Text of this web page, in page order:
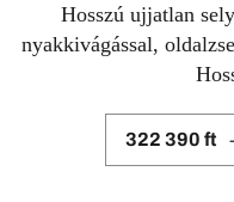
Hosszú ujjatlan
nyakkivágással,
322 390 ft